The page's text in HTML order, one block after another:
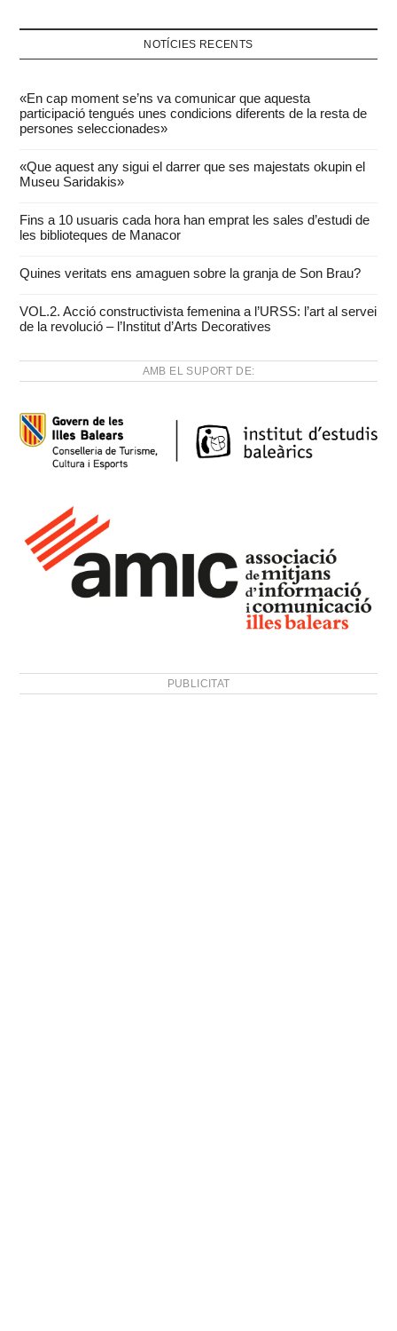
NOTÍCIES RECENTS
«En cap moment se’ns va comunicar que aquesta
participació tengués unes condicions diferents de la resta de
persones seleccionades»
«Que aquest any sigui el darrer que ses majestats okupin el
Museu Saridakis»
Fins a 10 usuaris cada hora han emprat les sales d’estudi de
les biblioteques de Manacor
Quines veritats ens amaguen sobre la granja de Son Brau?
VOL.2. Acció constructivista femenina a l’URSS: l’art al servei
de la revolució – l’Institut d’Arts Decoratives
AMB EL SUPORT DE:
PUBLICITAT